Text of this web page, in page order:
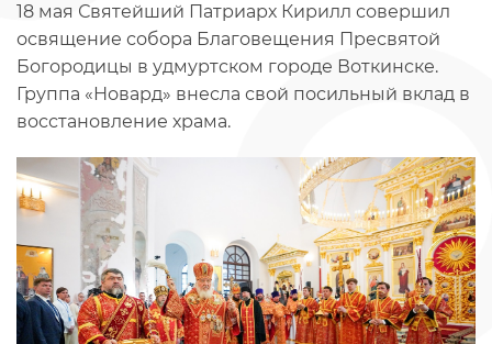
18 мая Святейший Патриарх Кирилл совершил
освящение собора Благовещения Пресвятой
Богородицы в удмуртском городе Воткинске.
Группа «Новард» внесла свой посильный вклад в
восстановление храма.